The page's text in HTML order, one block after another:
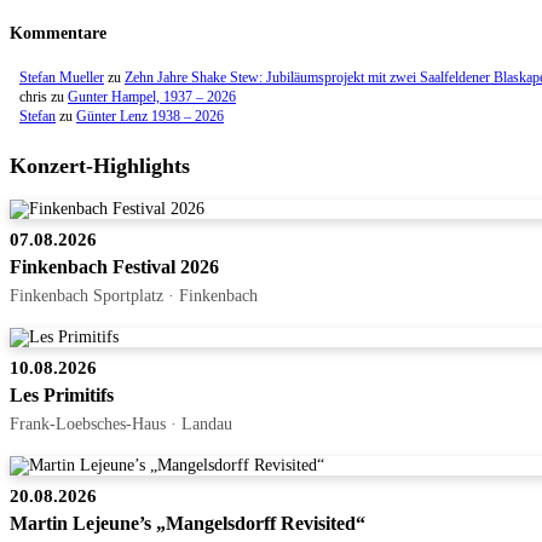
Kommentare
Stefan Mueller zu Zehn Jahre Shake Stew: Jubiläumsprojekt mit zwei Saalfeldener
chris zu Gunter Hampel, 1937 – 2026
Stefan zu Günter Lenz 1938 – 2026
Konzert-Highlights
07.08.2026
Finkenbach Festival 2026
Finkenbach Sportplatz · Finkenbach
10.08.2026
Les Primitifs
Frank-Loebsches-Haus · Landau
20.08.2026
Martin Lejeune’s „Mangelsdorff Revisited“